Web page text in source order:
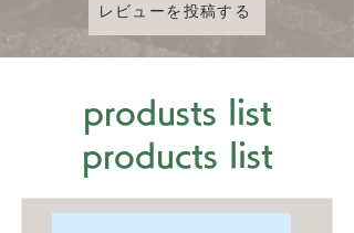
レビューを投稿する
produsts list
products list